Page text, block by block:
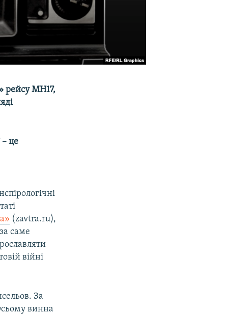
рейсу MH17,
– це
(zavtra.ru),
саме
війні
За
винна